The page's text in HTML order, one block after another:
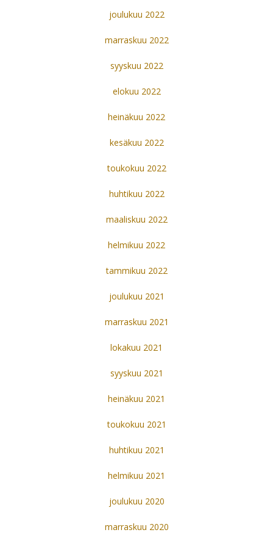
joulukuu 2022
marraskuu 2022
syyskuu 2022
elokuu 2022
heinäkuu 2022
kesäkuu 2022
toukokuu 2022
huhtikuu 2022
maaliskuu 2022
helmikuu 2022
tammikuu 2022
joulukuu 2021
marraskuu 2021
lokakuu 2021
syyskuu 2021
heinäkuu 2021
toukokuu 2021
huhtikuu 2021
helmikuu 2021
joulukuu 2020
marraskuu 2020